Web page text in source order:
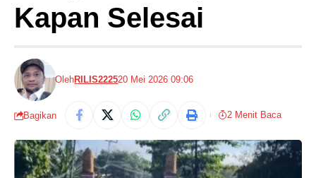
Kapan Selesai
OlehRILIS222520 Mei 2026 09:06
Bagikan 2 Menit Baca